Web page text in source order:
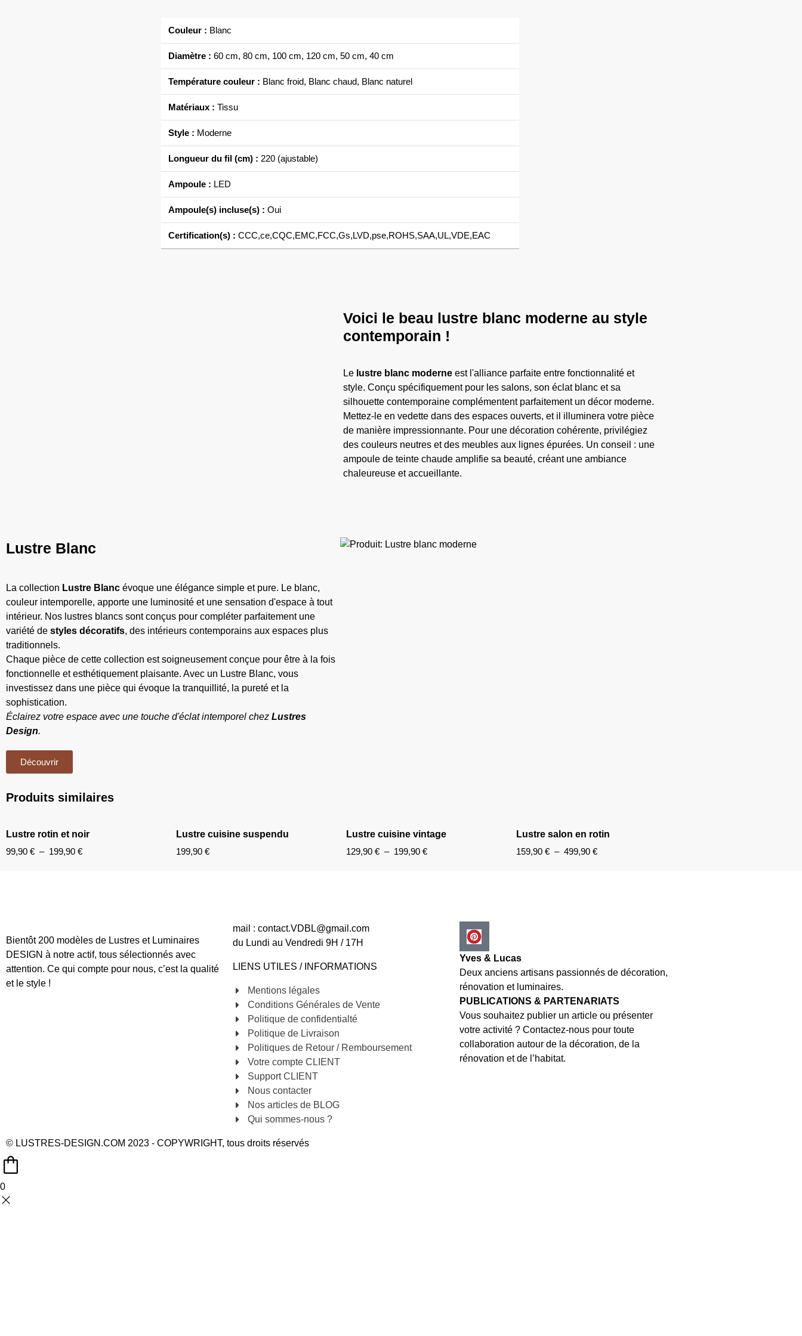
Couleur : Blanc
Diamètre : 60 cm, 80 cm, 100 cm, 120 cm, 50 cm, 40 cm
Température couleur : Blanc froid, Blanc chaud, Blanc naturel
Matériaux : Tissu
Style : Moderne
Longueur du fil (cm) : 220 (ajustable)
Ampoule : LED
Ampoule(s) incluse(s) : Oui
Certification(s) : CCC,ce,CQC,EMC,FCC,Gs,LVD,pse,ROHS,SAA,UL,VDE,EAC
Voici le beau lustre blanc moderne au style
contemporain !
Le lustre blanc moderne est l'alliance parfaite entre fonctionnalité et
style. Conçu spécifiquement pour les salons, son éclat blanc et sa
silhouette contemporaine complémentent parfaitement un décor moderne.
Mettez-le en vedette dans des espaces ouverts, et il illuminera votre pièce
de manière impressionnante. Pour une décoration cohérente, privilégiez
des couleurs neutres et des meubles aux lignes épurées. Un conseil : une
ampoule de teinte chaude amplifie sa beauté, créant une ambiance
chaleureuse et accueillante.
Lustre Blanc
La collection Lustre Blanc évoque une élégance simple et pure. Le blanc,
couleur intemporelle, apporte une luminosité et une sensation d'espace à tout
intérieur. Nos lustres blancs sont conçus pour compléter parfaitement une
variété de styles décoratifs, des intérieurs contemporains aux espaces plus
traditionnels.
Chaque pièce de cette collection est soigneusement conçue pour être à la fois
fonctionnelle et esthétiquement plaisante. Avec un Lustre Blanc, vous
investissez dans une pièce qui évoque la tranquillité, la pureté et la
sophistication.
Éclairez votre espace avec une touche d'éclat intemporel chez Lustres
Design.
Découvrir
Produits similaires
Lustre rotin et noir
99,90 € – 199,90 €
Lustre cuisine suspendu
199,90 €
Lustre cuisine vintage
129,90 € – 199,90 €
Lustre salon en rotin
159,90 € – 499,90 €
Bientôt 200 modèles de Lustres et Luminaires
DESIGN à notre actif, tous sélectionnés avec
attention. Ce qui compte pour nous, c’est la qualité
et le style !
mail : contact.VDBL@gmail.com
du Lundi au Vendredi 9H / 17H
LIENS UTILES / INFORMATIONS
Mentions légales
Conditions Générales de Vente
Politique de confidentialté
Politique de Livraison
Politiques de Retour / Remboursement
Votre compte CLIENT
Support CLIENT
Nous contacter
Nos articles de BLOG
Qui sommes-nous ?
Yves & Lucas
Deux anciens artisans passionnés de décoration,
rénovation et luminaires.
PUBLICATIONS & PARTENARIATS
Vous souhaitez publier un article ou présenter
votre activité ? Contactez-nous pour toute
collaboration autour de la décoration, de la
rénovation et de l’habitat.
© LUSTRES-DESIGN.COM 2023 - COPYWRIGHT, tous droits réservés
0